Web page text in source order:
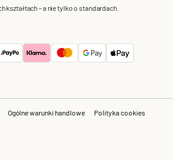
kształtach – a nie tylko o standardach.
Ogólne warunki handlowe
Polityka cookies